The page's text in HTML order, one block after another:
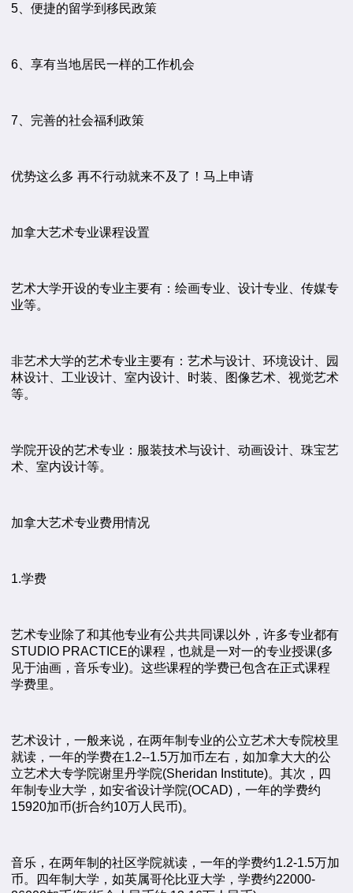
5、便捷的留学到移民政策
6、享有当地居民一样的工作机会
7、完善的社会福利政策
优势这么多 再不行动就来不及了！马上申请
加拿大艺术专业课程设置
艺术大学开设的专业主要有：绘画专业、设计专业、传媒专
业等。
非艺术大学的艺术专业主要有：艺术与设计、环境设计、园
林设计、工业设计、室内设计、时装、图像艺术、视觉艺术
等。
学院开设的艺术专业：服装技术与设计、动画设计、珠宝艺
术、室内设计等。
加拿大艺术专业费用情况
1.学费
艺术专业除了和其他专业有公共共同课以外，许多专业都有
STUDIO PRACTICE的课程，也就是一对一的专业授课(多
见于油画，音乐专业)。这些课程的学费已包含在正式课程
学费里。
艺术设计，一般来说，在两年制专业的公立艺术大专院校里
就读，一年的学费在1.2--1.5万加币左右，如加拿大大的公
立艺术大专学院谢里丹学院(Sheridan Institute)。其次，四
年制专业大学，如安省设计学院(OCAD)，一年的学费约
15920加币(折合约10万人民币)。
音乐，在两年制的社区学院就读，一年的学费约1.2-1.5万加
币。四年制大学，如英属哥伦比亚大学，学费约22000-